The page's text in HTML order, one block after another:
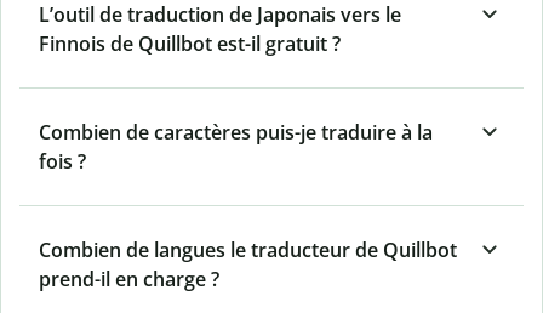
L’outil de traduction de Japonais vers le
Finnois de Quillbot est-il gratuit ?
Combien de caractères puis-je traduire à la
fois ?
Combien de langues le traducteur de Quillbot
prend-il en charge ?